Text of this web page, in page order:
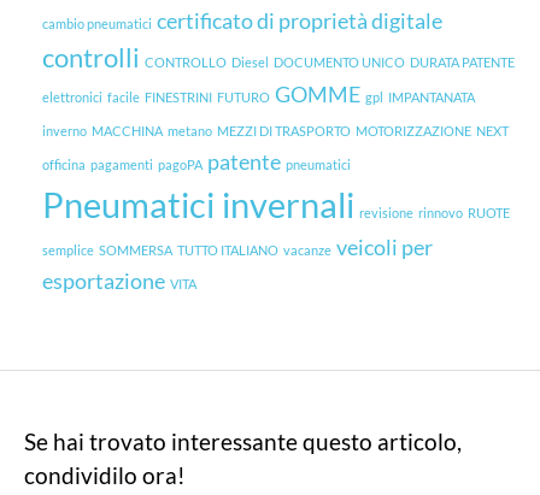
cambio pneumatici certificato di proprietà digitale
controlli CONTROLLO Diesel DOCUMENTO UNICO DURATA PATENTE
elettronici facile FINESTRINI FUTURO GOMME gpl IMPANTANATA
inverno MACCHINA metano MEZZI DI TRASPORTO MOTORIZZAZIONE NEXT
officina pagamenti pagoPA patente pneumatici
Pneumatici invernali revisione rinnovo RUOTE
semplice SOMMERSA TUTTO ITALIANO vacanze veicoli per
esportazione VITA
Se hai trovato interessante questo articolo,
condividilo ora!